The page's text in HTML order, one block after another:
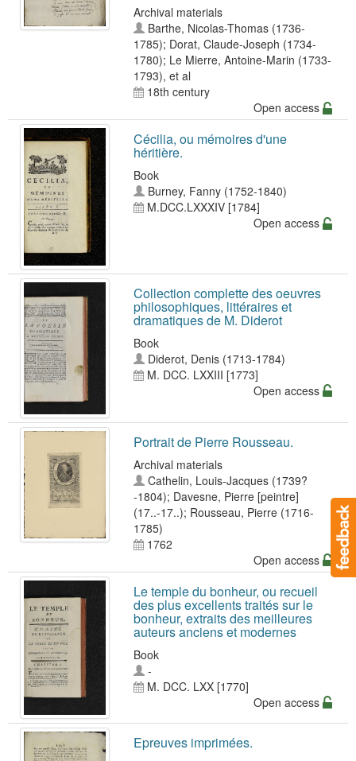
Archival materials
Barthe, Nicolas-Thomas (1736-
1785); Dorat, Claude-Joseph (1734-
1780); Le Mierre, Antoine-Marin (1733-
1793), et al
18th century
Open access
Cécilia, ou mémoires d'une
héritière.
Book
Burney, Fanny (1752-1840)
M.DCC.LXXXIV [1784]
Open access
Collection complette des oeuvres
philosophiques, littéraires et
dramatiques de M. Diderot
Book
Diderot, Denis (1713-1784)
M. DCC. LXXIII [1773]
Open access
Portrait de Pierre Rousseau.
Archival materials
Cathelin, Louis-Jacques (1739?
-1804); Davesne, Pierre [peintre]
(17..-17..); Rousseau, Pierre (1716-
1785)
1762
Open access
Le temple du bonheur, ou recueil
des plus excellents traités sur le
bonheur, extraits des meilleures
auteurs anciens et modernes
Book
-
M. DCC. LXX [1770]
Open access
Epreuves imprimées.